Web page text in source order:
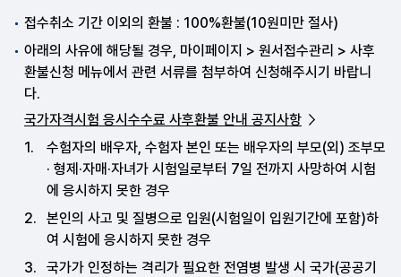
접수취소 기간 이외의 환불 : 100%환불(10원미만 절사)
아래의 사유에 해당될 경우, 마이페이지 > 원서접수관리 > 사후
환불신청 메뉴에서 관련 서류를 첨부하여 신청해주시기 바랍니
다.
국가자격시험 응시수수료 사후환불 안내 공지사항
수험자의 배우자, 수험자 본인 또는 배우자의 부모(외) 조부모
· 형제·자매·자녀가 시험일로부터 7일 전까지 사망하여 시험
에 응시하지 못한 경우
본인의 사고 및 질병으로 입원(시험일이 입원기간에 포함)하
여 시험에 응시하지 못한 경우
국가가 인정하는 격리가 필요한 전염병 발생 시 국가(공공기